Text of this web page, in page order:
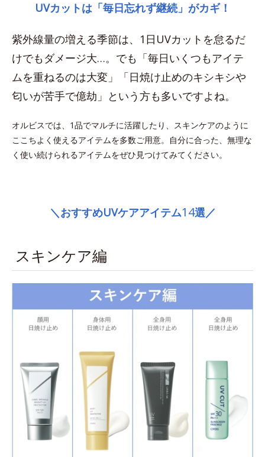
UVカットは「毎日忘れず継続」がカギ！
紫外線量の増える季節は、1日UVカットを怠るだ
けでもダメージ大…。でも「毎日いくつもアイテ
ムを重ねるのは大変」「日焼け止めのキシキシや
匂いが苦手で億劫」という方も多いですよね。
オルビスでは、1品でマルチに活躍したり、スキンケアのように
ここちよく使えるアイテムを多数ご用意。自分に合った、無理な
く使い続けられるアイテムをぜひ見つけてみてください。
＼おすすめUVケアアイテム14選／
スキンケア編